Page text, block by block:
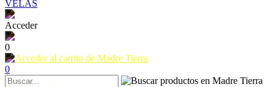
VELAS
Acceder
0
0